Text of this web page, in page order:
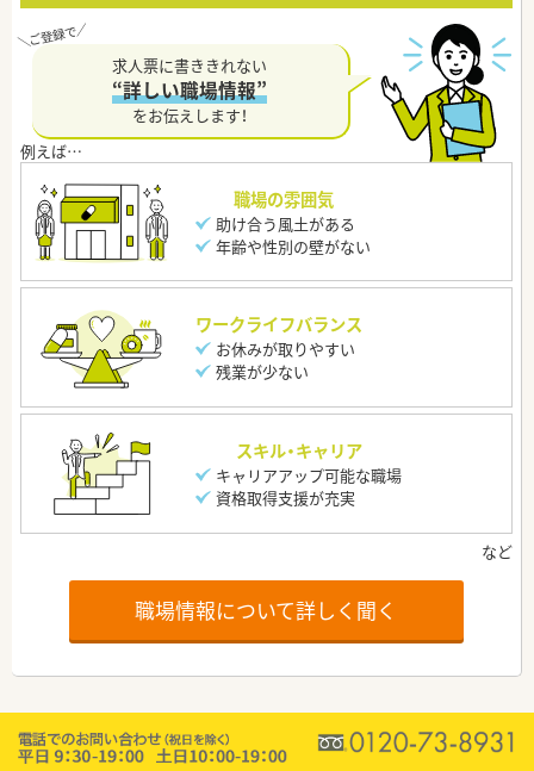
求人票に書ききれない
“詳しい職場情報”
をお伝えします！
職場の雰囲気
助け合う風土がある
年齢や性別の壁がない
ワークライフバランス
お休みが取りやすい
残業が少ない
スキル・キャリア
キャリアアップ可能な職場
資格取得支援が充実
職場情報について詳しく聞く